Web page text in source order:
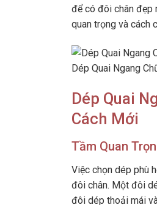
để có đôi chân đẹp
quan trọng và cách
Dép Quai Ngang
Dép Quai
Cách Mới
Tầm Quan
Việc chọn dép phù
đôi chân. Một đôi
đôi dép thoải mái